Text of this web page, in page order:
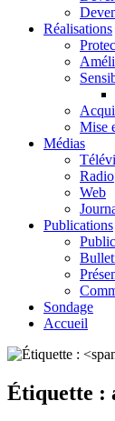
Réalisations
Mise
Médias
Radio
Web
Publications
Sondage
Accueil
Étiquette :